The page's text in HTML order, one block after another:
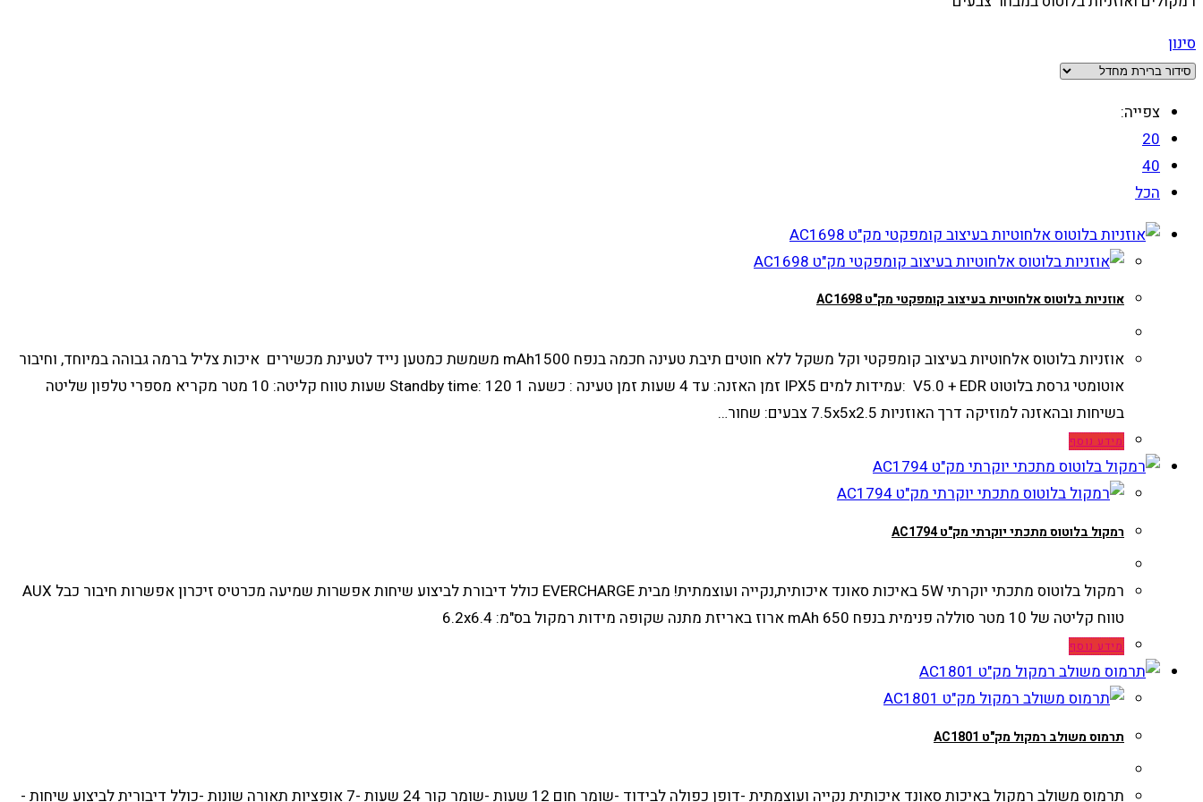
סינון
צפייה:
20
40
הכל
אוזניות בלוטוס אלחוטיות בעיצוב קומפקטי מק"ט AC1698
אוזניות בלוטוס אלחוטיות בעיצוב קומפקטי וקל משקל ללא חוטים תיבת טעינה חכמה בנפח mAh1500 משמשת כמטען נייד לטעינת מכשירים איכות צליל ברמה גבוהה במיוחד, וחיבור
אוטומטי גרסת בלוטוט V5.0 + EDR :עמידות למים IPX5 זמן האזנה: עד 4 שעות זמן טעינה : כשעה 1 Standby time: 120 שעות טווח קליטה: 10 מטר מקריא מספרי טלפון שליטה
בשיחות ובהאזנה למוזיקה דרך האוזניות 7.5x5x2.5 צבעים: שחור…
מידע נוסף
רמקול בלוטוס מתכתי יוקרתי מק"ט AC1794
רמקול בלוטוס מתכתי יוקרתי 5W באיכות סאונד איכותית,נקייה ועוצמתית! מבית EVERCHARGE כולל דיבורת לביצוע שיחות אפשרות שמיעה מכרטיס זיכרון אפשרות חיבור כבל AUX
טווח קליטה של 10 מטר סוללה פנימית בנפח 650 mAh ארוז באריזת מתנה שקופה מידות רמקול בס"מ: 6.2x6.4
מידע נוסף
תרמוס משולב רמקול מק"ט AC1801
תרמוס משולב רמקול באיכות סאונד איכותית נקייה ועוצמתית -דופן כפולה לבידוד -שומר חום 12 שעות -שומר קור 24 שעות -7 אופציות תאורה שונות -כולל דיבורית לביצוע שיחות -